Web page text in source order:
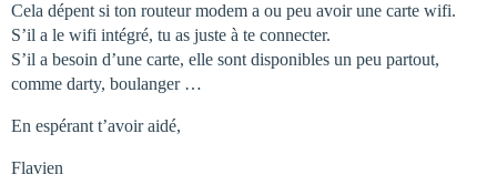
Cela dépent si ton routeur modem a ou peu avoir une carte wifi.
S’il a le wifi intégré, tu as juste à te connecter.
S’il a besoin d’une carte, elle sont disponibles un peu partout,
comme darty, boulanger …
En espérant t’avoir aidé,
Flavien